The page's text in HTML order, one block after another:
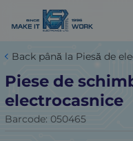
Back până la Piesă de
Piese de
electrocasnice
Barcode: 050465